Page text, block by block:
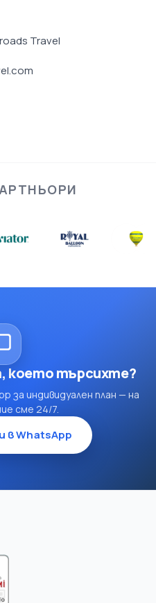
Travel
което търсихте?
за индивидуален план — на
сме 24/7.
WhatsApp